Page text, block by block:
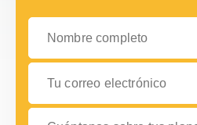
Nombre completo
Tu correo electrónico
Cuéntanos sobre tus planes